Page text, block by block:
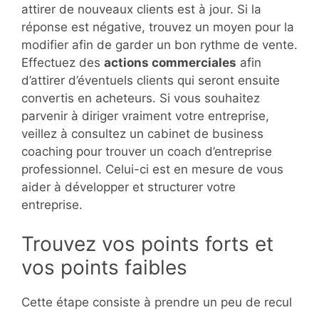
attirer de nouveaux clients est à jour. Si la
réponse est négative, trouvez un moyen pour la
modifier afin de garder un bon rythme de vente.
Effectuez des actions commerciales afin
d’attirer d’éventuels clients qui seront ensuite
convertis en acheteurs. Si vous souhaitez
parvenir à diriger vraiment votre entreprise,
veillez à consultez un cabinet de business
coaching pour trouver un coach d’entreprise
professionnel. Celui-ci est en mesure de vous
aider à développer et structurer votre
entreprise.
Trouvez vos points forts et
vos points faibles
Cette étape consiste à prendre un peu de recul